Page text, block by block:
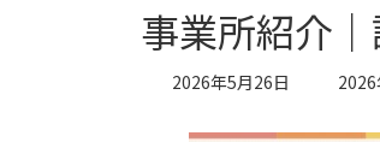
事業所紹介
2026年5月26日
最